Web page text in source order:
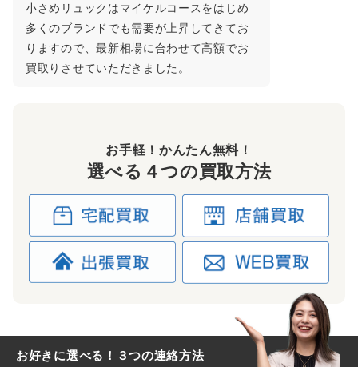
小さめリュックはマイケルコースをはじめ
多くのブランドでも需要が上昇してきてお
りますので、最新相場に合わせて高額でお
買取りさせていただきました。
お手軽！かんたん無料！
選べる４つの買取方法
お好きに選べる！３つの連絡方法